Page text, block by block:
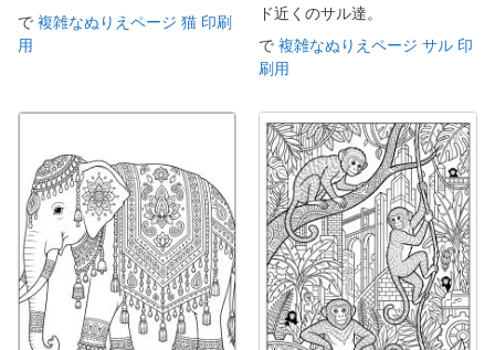
で 複雑なぬりえページ 猫 印刷
用
ド近くのサル達。
で 複雑なぬりえページ サル 印
刷用